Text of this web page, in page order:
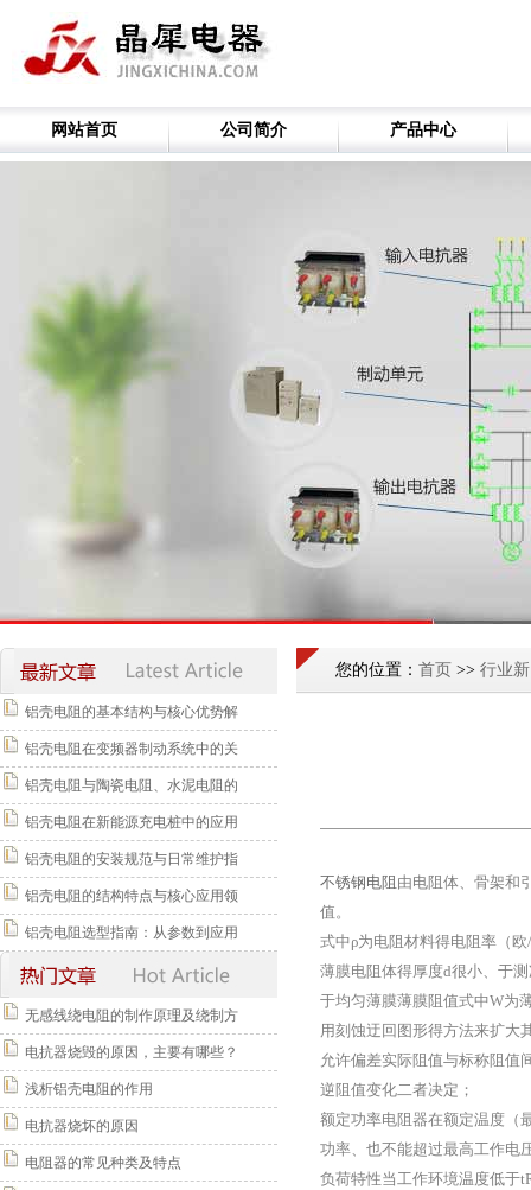
网站首页 公司简介 产品中心
铝壳电阻的基本结构与核心优势解
铝壳电阻在变频器制动系统中的关
铝壳电阻与陶瓷电阻、水泥电阻的
铝壳电阻在新能源充电桩中的应用
铝壳电阻的安装规范与日常维护指
铝壳电阻的结构特点与核心应用领
铝壳电阻选型指南：从参数到应用
无感线绕电阻的制作原理及绕制方
电抗器烧毁的原因，主要有哪些？
浅析铝壳电阻的作用
电抗器烧坏的原因
电阻器的常见种类及特点
您的位置： 首页 >> 行业
不锈钢电阻 由电阻体、骨架和
值。
式中ρ为电阻材料得电阻率（
薄膜电阻体得厚度d很小、于
于均匀薄膜薄膜阻值式中W为
用刻蚀迂回图形得方法来扩大
允许偏差实际阻值与标称阻值
逆阻值变化二者决定；
额定功率电阻器在额定温度（
功率、也不能超过最高工作电
负荷特性当工作环境温度低于